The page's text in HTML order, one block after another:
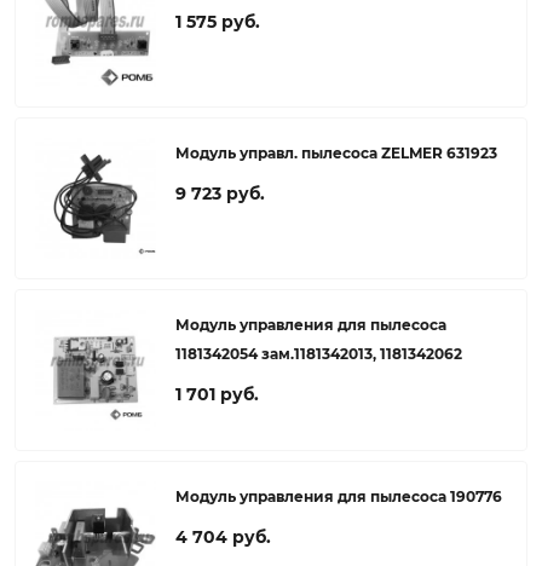
1 575 руб.
Модуль управл. пылесоса ZELMER 631923
9 723 руб.
Модуль управления для пылесоса
1181342054 зам.1181342013, 1181342062
1 701 руб.
Модуль управления для пылесоса 190776
4 704 руб.